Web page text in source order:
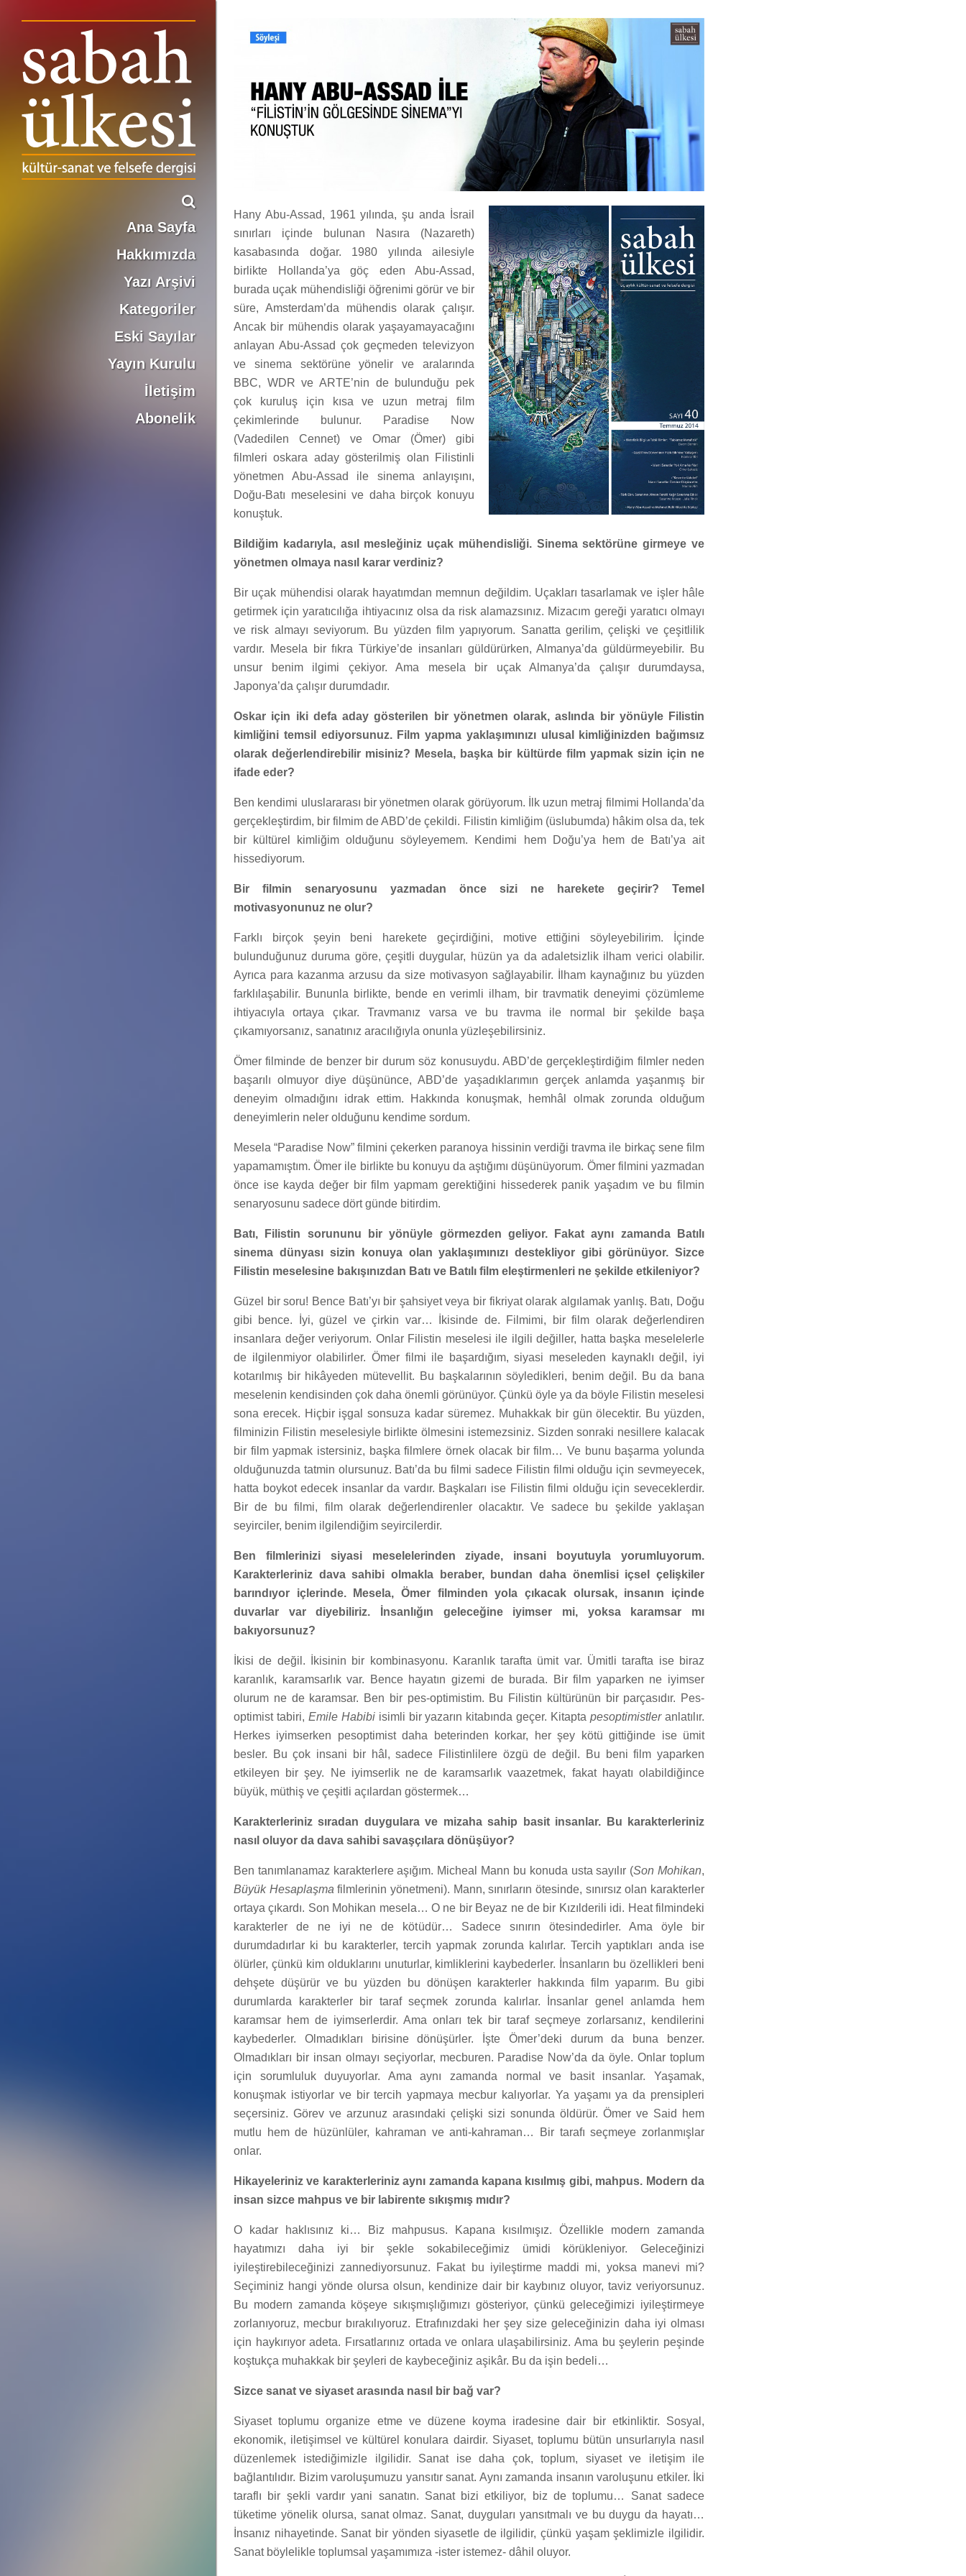
Ana Sayfa
Hakkımızda
Yazı Arşivi
Kategoriler
Eski Sayılar
Yayın Kurulu
İletişim
Abonelik
Hany Abu-Assad, 1961 yılında, şu anda İsrail
sınırları içinde bulunan Nasıra (Nazareth)
kasabasında doğar. 1980 yılında ailesiyle
birlikte Hollanda’ya göç eden Abu-Assad,
burada uçak mühendisliği öğrenimi görür ve bir
süre, Amsterdam’da mühendis olarak çalışır.
Ancak bir mühendis olarak yaşayamayacağını
anlayan Abu-Assad çok geçmeden televizyon
ve sinema sektörüne yönelir ve aralarında
BBC, WDR ve ARTE’nin de bulunduğu pek
çok kuruluş için kısa ve uzun metraj film
çekimlerinde bulunur. Paradise Now
(Vadedilen Cennet) ve Omar (Ömer) gibi
filmleri oskara aday gösterilmiş olan Filistinli
yönetmen Abu-Assad ile sinema anlayışını,
Doğu-Batı meselesini ve daha birçok konuyu
konuştuk.
Bildiğim kadarıyla, asıl mesleğiniz uçak mühendisliği. Sinema sektörüne girmeye ve
yönetmen olmaya nasıl karar verdiniz?
Bir uçak mühendisi olarak hayatımdan memnun değildim. Uçakları tasarlamak ve işler hâle
getirmek için yaratıcılığa ihtiyacınız olsa da risk alamazsınız. Mizacım gereği yaratıcı olmayı
ve risk almayı seviyorum. Bu yüzden film yapıyorum. Sanatta gerilim, çelişki ve çeşitlilik
vardır. Mesela bir fıkra Türkiye’de insanları güldürürken, Almanya’da güldürmeyebilir. Bu
unsur benim ilgimi çekiyor. Ama mesela bir uçak Almanya’da çalışır durumdaysa,
Japonya’da çalışır durumdadır.
Oskar için iki defa aday gösterilen bir yönetmen olarak, aslında bir yönüyle Filistin
kimliğini temsil ediyorsunuz. Film yapma yaklaşımınızı ulusal kimliğinizden bağımsız
olarak değerlendirebilir misiniz? Mesela, başka bir kültürde film yapmak sizin için ne
ifade eder?
Ben kendimi uluslararası bir yönetmen olarak görüyorum. İlk uzun metraj filmimi Hollanda’da
gerçekleştirdim, bir filmim de ABD’de çekildi. Filistin kimliğim (üslubumda) hâkim olsa da, tek
bir kültürel kimliğim olduğunu söyleyemem. Kendimi hem Doğu’ya hem de Batı’ya ait
hissediyorum.
Bir filmin senaryosunu yazmadan önce sizi ne harekete geçirir? Temel
motivasyonunuz ne olur?
Farklı birçok şeyin beni harekete geçirdiğini, motive ettiğini söyleyebilirim. İçinde
bulunduğunuz duruma göre, çeşitli duygular, hüzün ya da adaletsizlik ilham verici olabilir.
Ayrıca para kazanma arzusu da size motivasyon sağlayabilir. İlham kaynağınız bu yüzden
farklılaşabilir. Bununla birlikte, bende en verimli ilham, bir travmatik deneyimi çözümleme
ihtiyacıyla ortaya çıkar. Travmanız varsa ve bu travma ile normal bir şekilde başa
çıkamıyorsanız, sanatınız aracılığıyla onunla yüzleşebilirsiniz.
Ömer filminde de benzer bir durum söz konusuydu. ABD’de gerçekleştirdiğim filmler neden
başarılı olmuyor diye düşününce, ABD’de yaşadıklarımın gerçek anlamda yaşanmış bir
deneyim olmadığını idrak ettim. Hakkında konuşmak, hemhâl olmak zorunda olduğum
deneyimlerin neler olduğunu kendime sordum.
Mesela “Paradise Now” filmini çekerken paranoya hissinin verdiği travma ile birkaç sene film
yapamamıştım. Ömer ile birlikte bu konuyu da aştığımı düşünüyorum. Ömer filmini yazmadan
önce ise kayda değer bir film yapmam gerektiğini hissederek panik yaşadım ve bu filmin
senaryosunu sadece dört günde bitirdim.
Batı, Filistin sorununu bir yönüyle görmezden geliyor. Fakat aynı zamanda Batılı
sinema dünyası sizin konuya olan yaklaşımınızı destekliyor gibi görünüyor. Sizce
Filistin meselesine bakışınızdan Batı ve Batılı film eleştirmenleri ne şekilde etkileniyor?
Güzel bir soru! Bence Batı’yı bir şahsiyet veya bir fikriyat olarak algılamak yanlış. Batı, Doğu
gibi bence. İyi, güzel ve çirkin var… İkisinde de. Filmimi, bir film olarak değerlendiren
insanlara değer veriyorum. Onlar Filistin meselesi ile ilgili değiller, hatta başka meselelerle
de ilgilenmiyor olabilirler. Ömer filmi ile başardığım, siyasi meseleden kaynaklı değil, iyi
kotarılmış bir hikâyeden mütevellit. Bu başkalarının söyledikleri, benim değil. Bu da bana
meselenin kendisinden çok daha önemli görünüyor. Çünkü öyle ya da böyle Filistin meselesi
sona erecek. Hiçbir işgal sonsuza kadar süremez. Muhakkak bir gün ölecektir. Bu yüzden,
filminizin Filistin meselesiyle birlikte ölmesini istemezsiniz. Sizden sonraki nesillere kalacak
bir film yapmak istersiniz, başka filmlere örnek olacak bir film… Ve bunu başarma yolunda
olduğunuzda tatmin olursunuz. Batı’da bu filmi sadece Filistin filmi olduğu için sevmeyecek,
hatta boykot edecek insanlar da vardır. Başkaları ise Filistin filmi olduğu için seveceklerdir.
Bir de bu filmi, film olarak değerlendirenler olacaktır. Ve sadece bu şekilde yaklaşan
seyirciler, benim ilgilendiğim seyircilerdir.
Ben filmlerinizi siyasi meselelerinden ziyade, insani boyutuyla yorumluyorum.
Karakterleriniz dava sahibi olmakla beraber, bundan daha önemlisi içsel çelişkiler
barındıyor içlerinde. Mesela, Ömer filminden yola çıkacak olursak, insanın içinde
duvarlar var diyebiliriz. İnsanlığın geleceğine iyimser mi, yoksa karamsar mı
bakıyorsunuz?
İkisi de değil. İkisinin bir kombinasyonu. Karanlık tarafta ümit var. Ümitli tarafta ise biraz
karanlık, karamsarlık var. Bence hayatın gizemi de burada. Bir film yaparken ne iyimser
olurum ne de karamsar. Ben bir pes-optimistim. Bu Filistin kültürünün bir parçasıdır. Pes-
optimist tabiri, Emile Habibiisimli bir yazarın kitabında geçer. Kitaptapesoptimistleranlatılır.
Herkes iyimserken pesoptimist daha beterinden korkar, her şey kötü gittiğinde ise ümit
besler. Bu çok insani bir hâl, sadece Filistinlilere özgü de değil. Bu beni film yaparken
etkileyen bir şey. Ne iyimserlik ne de karamsarlık vaazetmek, fakat hayatı olabildiğince
büyük, müthiş ve çeşitli açılardan göstermek…
Karakterleriniz sıradan duygulara ve mizaha sahip basit insanlar. Bu karakterleriniz
nasıl oluyor da dava sahibi savaşçılara dönüşüyor?
Ben tanımlanamaz karakterlere aşığım. Micheal Mann bu konuda usta sayılır (Son Mohikan,
Büyük Hesaplaşma filmlerinin yönetmeni). Mann, sınırların ötesinde, sınırsız olan karakterler
ortaya çıkardı. Son Mohikan mesela… O ne bir Beyaz ne de bir Kızılderili idi. Heat filmindeki
karakterler de ne iyi ne de kötüdür… Sadece sınırın ötesindedirler. Ama öyle bir
durumdadırlar ki bu karakterler, tercih yapmak zorunda kalırlar. Tercih yaptıkları anda ise
ölürler, çünkü kim olduklarını unuturlar, kimliklerini kaybederler. İnsanların bu özellikleri beni
dehşete düşürür ve bu yüzden bu dönüşen karakterler hakkında film yaparım. Bu gibi
durumlarda karakterler bir taraf seçmek zorunda kalırlar. İnsanlar genel anlamda hem
karamsar hem de iyimserlerdir. Ama onları tek bir taraf seçmeye zorlarsanız, kendilerini
kaybederler. Olmadıkları birisine dönüşürler. İşte Ömer’deki durum da buna benzer.
Olmadıkları bir insan olmayı seçiyorlar, mecburen. Paradise Now’da da öyle. Onlar toplum
için sorumluluk duyuyorlar. Ama aynı zamanda normal ve basit insanlar. Yaşamak,
konuşmak istiyorlar ve bir tercih yapmaya mecbur kalıyorlar. Ya yaşamı ya da prensipleri
seçersiniz. Görev ve arzunuz arasındaki çelişki sizi sonunda öldürür. Ömer ve Said hem
mutlu hem de hüzünlüler, kahraman ve anti-kahraman… Bir tarafı seçmeye zorlanmışlar
onlar.
Hikayeleriniz ve karakterleriniz aynı zamanda kapana kısılmış gibi, mahpus. Modern da
insan sizce mahpus ve bir labirente sıkışmış mıdır?
O kadar haklısınız ki… Biz mahpusus. Kapana kısılmışız. Özellikle modern zamanda
hayatımızı daha iyi bir şekle sokabileceğimiz ümidi körükleniyor. Geleceğinizi
iyileştirebileceğinizi zannediyorsunuz. Fakat bu iyileştirme maddi mi, yoksa manevi mi?
Seçiminiz hangi yönde olursa olsun, kendinize dair bir kaybınız oluyor, taviz veriyorsunuz.
Bu modern zamanda köşeye sıkışmışlığımızı gösteriyor, çünkü geleceğimizi iyileştirmeye
zorlanıyoruz, mecbur bırakılıyoruz. Etrafınızdaki her şey size geleceğinizin daha iyi olması
için haykırıyor adeta. Fırsatlarınız ortada ve onlara ulaşabilirsiniz. Ama bu şeylerin peşinde
koştukça muhakkak bir şeyleri de kaybeceğiniz aşikâr. Bu da işin bedeli…
Sizce sanat ve siyaset arasında nasıl bir bağ var?
Siyaset toplumu organize etme ve düzene koyma iradesine dair bir etkinliktir. Sosyal,
ekonomik, iletişimsel ve kültürel konulara dairdir. Siyaset, toplumu bütün unsurlarıyla nasıl
düzenlemek istediğimizle ilgilidir. Sanat ise daha çok, toplum, siyaset ve iletişim ile
bağlantılıdır. Bizim varoluşumuzu yansıtır sanat. Aynı zamanda insanın varoluşunu etkiler. İki
taraflı bir şekli vardır yani sanatın. Sanat bizi etkiliyor, biz de toplumu… Sanat sadece
tüketime yönelik olursa, sanat olmaz. Sanat, duyguları yansıtmalı ve bu duygu da hayatı…
İnsanız nihayetinde. Sanat bir yönden siyasetle de ilgilidir, çünkü yaşam şeklimizle ilgilidir.
Sanat böylelikle toplumsal yaşamımıza -ister istemez- dâhil oluyor.